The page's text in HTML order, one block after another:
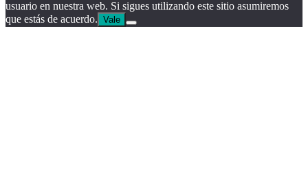
usuario en nuestra web. Si sigues utilizando este sitio asumiremos
que estás de acuerdo. Vale